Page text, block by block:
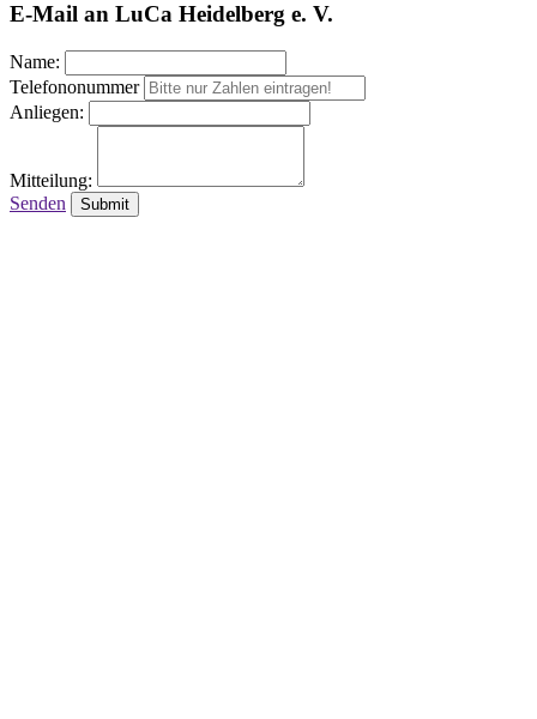
E-Mail an LuCa Heidelberg e. V.
Name:
Telefononummer
Anliegen:
Mitteilung:
Senden